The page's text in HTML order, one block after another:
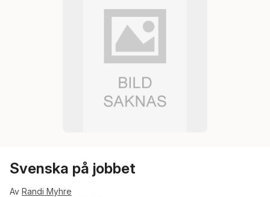
Svenska på jobbet
Av Randi Myhre